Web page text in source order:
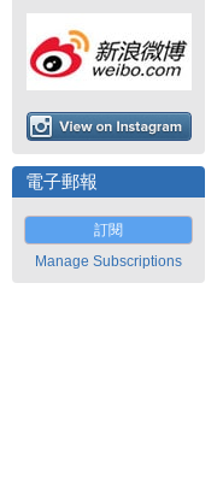
電子郵報
訂閱
Manage Subscriptions